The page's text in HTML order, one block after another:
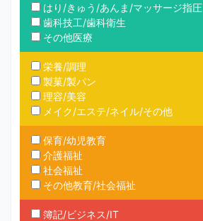
はり/きゅう/あんま/マッサージ指圧
歯科技工/歯科衛生
その他医療
栄養/調理
製菓/製パン
理容/美容
メイク/エステ/ネイル/その他
保育/幼児教育
介護福祉
社会福祉
その他教育/社会福祉
簿記/ビジネス/IT